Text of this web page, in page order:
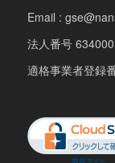
Email :
法人番号
適格事業者登録